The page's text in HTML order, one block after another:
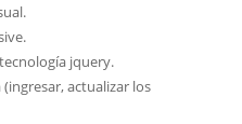
jquery.
actualizar los